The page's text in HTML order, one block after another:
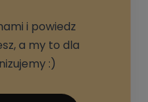
i powiedz
a my to dla
:)